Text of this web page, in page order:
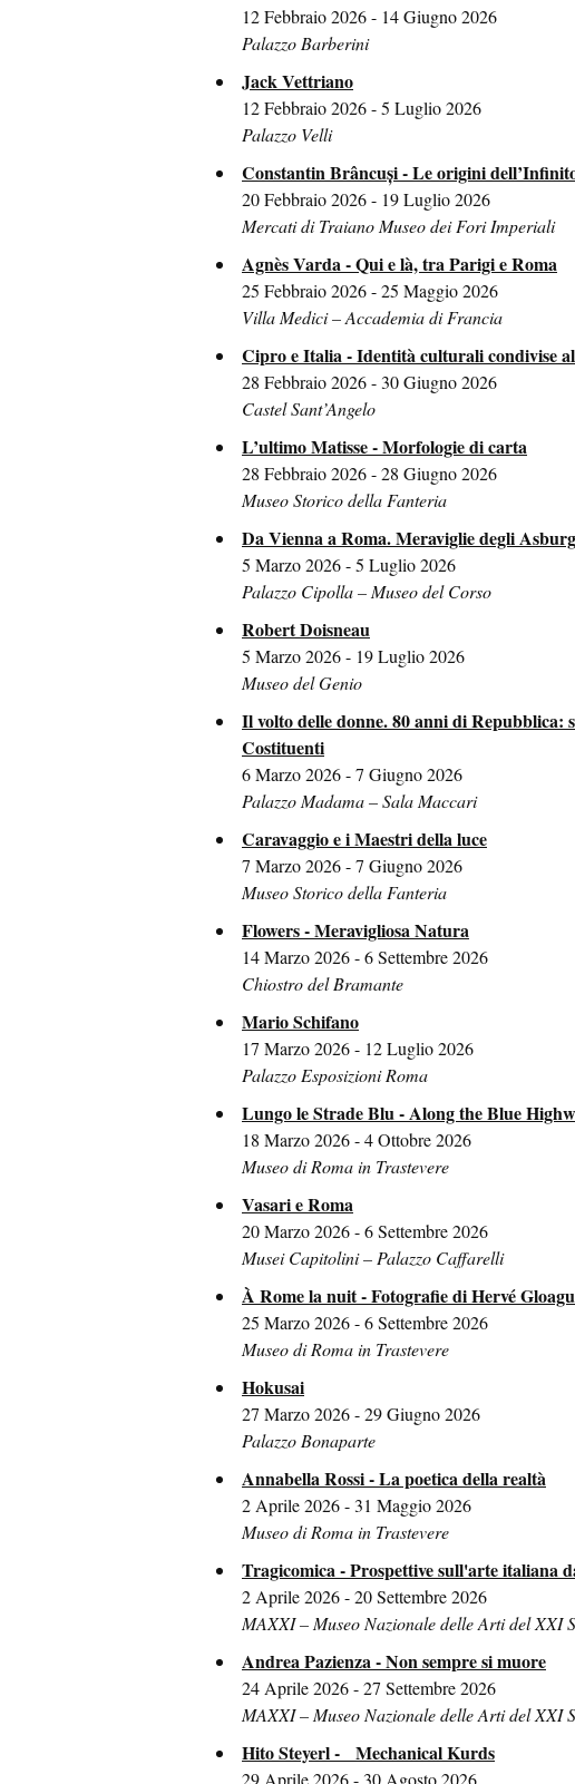
12 Febbraio 2026 - 14 Giugno 2026
Palazzo Barberini
Jack Vettriano
12 Febbraio 2026 - 5 Luglio 2026
Palazzo Velli
Constantin Brâncuși - Le origini
20 Febbraio 2026 - 19 Luglio 2026
Mercati di Traiano Museo dei Fori Imperiali
Agnès Varda - Qui e là, tra Parigi e Roma
25 Febbraio 2026 - 25 Maggio 2026
Villa Medici – Accademia di Francia
Cipro e Italia - Identità culturali condivise
28 Febbraio 2026 - 30 Giugno 2026
Castel Sant’Angelo
L’ultimo Matisse - Morfologie di carta
28 Febbraio 2026 - 28 Giugno 2026
Museo Storico della Fanteria
Da Vienna a Roma. Meraviglie degli
5 Marzo 2026 - 5 Luglio 2026
Palazzo Cipolla – Museo del Corso
Robert Doisneau
5 Marzo 2026 - 19 Luglio 2026
Museo del Genio
Il volto delle donne. 80 anni di
Costituenti
6 Marzo 2026 - 7 Giugno 2026
Palazzo Madama – Sala Maccari
Caravaggio e i Maestri della luce
7 Marzo 2026 - 7 Giugno 2026
Museo Storico della Fanteria
Flowers - Meravigliosa Natura
14 Marzo 2026 - 6 Settembre 2026
Chiostro del Bramante
Mario Schifano
17 Marzo 2026 - 12 Luglio 2026
Palazzo Esposizioni Roma
Lungo le Strade Blu - Along the Blue
18 Marzo 2026 - 4 Ottobre 2026
Museo di Roma in Trastevere
Vasari e Roma
20 Marzo 2026 - 6 Settembre 2026
Musei Capitolini – Palazzo Caffarelli
À Rome la nuit - Fotografie di Hervé
25 Marzo 2026 - 6 Settembre 2026
Museo di Roma in Trastevere
Hokusai
27 Marzo 2026 - 29 Giugno 2026
Palazzo Bonaparte
Annabella Rossi - La poetica della realtà
2 Aprile 2026 - 31 Maggio 2026
Museo di Roma in Trastevere
Tragicomica - Prospettive sull'arte italiana
2 Aprile 2026 - 20 Settembre 2026
MAXXI – Museo Nazionale delle Arti del XXI
Andrea Pazienza - Non sempre si muore
24 Aprile 2026 - 27 Settembre 2026
MAXXI – Museo Nazionale delle Arti del XXI
Hito Steyerl - Mechanical Kurds